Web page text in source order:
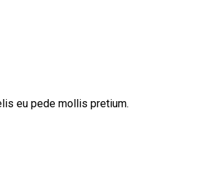
eu pede mollis pretium.